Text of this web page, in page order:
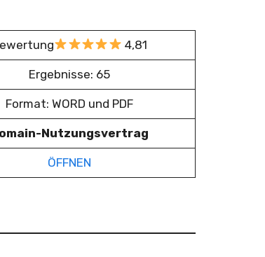
4,81
Ergebnisse: 65
Format: WORD und PDF
Nutzungsvertrag
ÖFFNEN